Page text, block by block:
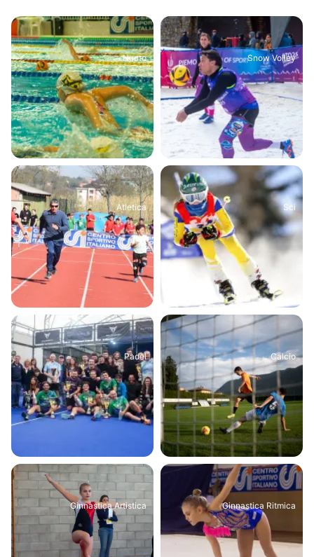
Nuoto Snow Volley
Atletica Sci
Padel Calcio
Ginnastica Artistica Ginnastica Ritmica